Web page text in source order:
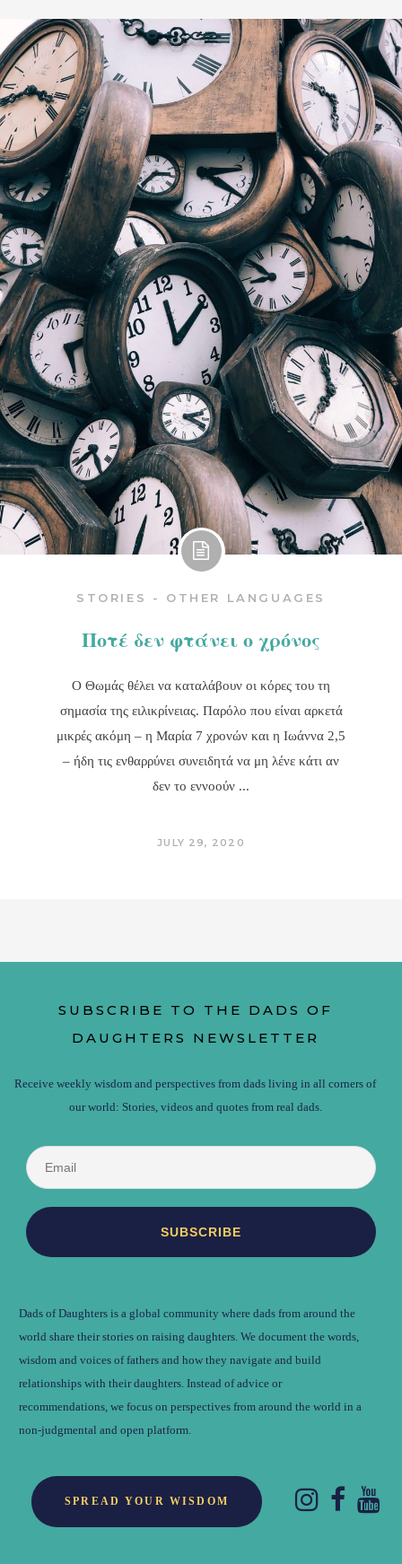
STORIES - OTHER LANGUAGES
Ποτέ δεν φτάνει ο χρόνος
Ο Θωμάς θέλει να καταλάβουν οι κόρες του τη
σημασία της ειλικρίνειας. Παρόλο που είναι αρκετά
μικρές ακόμη – η Μαρία 7 χρονών και η Ιωάννα 2,5
– ήδη τις ενθαρρύνει συνειδητά να μη λένε κάτι αν
δεν το εννοούν
JULY 29, 2020
SUBSCRIBE TO THE DADS OF
DAUGHTERS NEWSLETTER
Receive weekly wisdom and perspectives from dads living in all corners of
our world: Stories, videos and quotes from real dads.
Dads of Daughters is a global community where dads from around the
world share their stories on raising daughters. We document the words,
wisdom and voices of fathers and how they navigate and build
relationships with their daughters. Instead of advice or
recommendations, we focus on perspectives from around the world in a
non-judgmental and open platform.
SPREAD YOUR WISDOM